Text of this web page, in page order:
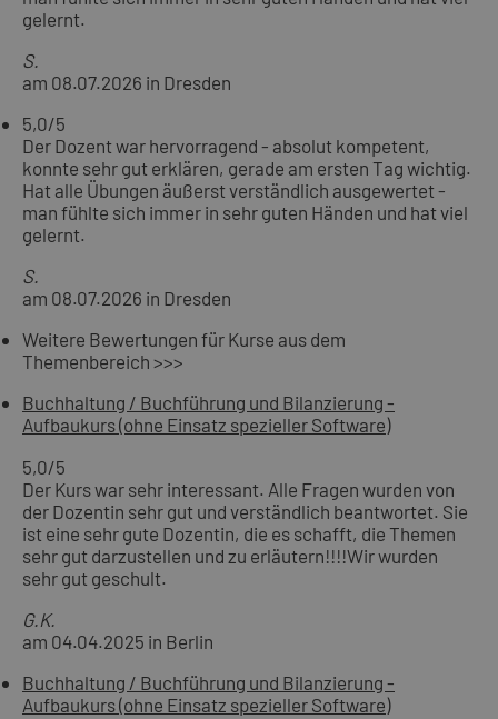
gelernt.
S.
am 08.07.2026 in Dresden
5,0/5
Der Dozent war hervorragend - absolut kompetent,
konnte sehr gut erklären, gerade am ersten Tag wichtig.
Hat alle Übungen äußerst verständlich ausgewertet -
man fühlte sich immer in sehr guten Händen und hat viel
gelernt.
S.
am 08.07.2026 in Dresden
Weitere Bewertungen für Kurse aus dem
Themenbereich >>>
Buchhaltung / Buchführung und Bilanzierung -
Aufbaukurs (ohne Einsatz spezieller Software)
5,0/5
Der Kurs war sehr interessant. Alle Fragen wurden von
der Dozentin sehr gut und verständlich beantwortet. Sie
ist eine sehr gute Dozentin, die es schafft, die Themen
sehr gut darzustellen und zu erläutern!!!!Wir wurden
sehr gut geschult.
G.K.
am 04.04.2025 in Berlin
Buchhaltung / Buchführung und Bilanzierung -
Aufbaukurs (ohne Einsatz spezieller Software)